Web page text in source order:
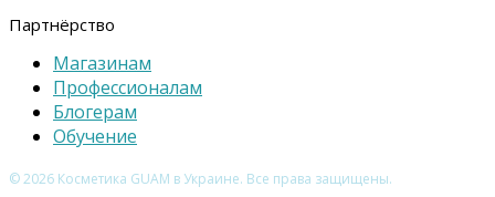
Партнёрство
Магазинам
Профессионалам
Блогерам
Обучение
© 2026 Косметика GUAM в Украине. Все права защищены.